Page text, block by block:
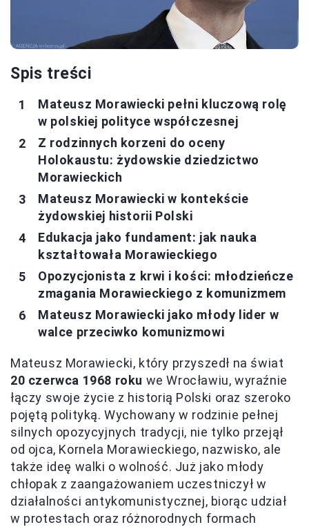
Spis treści
Mateusz Morawiecki pełni kluczową rolę
w polskiej polityce współczesnej
Z rodzinnych korzeni do oceny
Holokaustu: żydowskie dziedzictwo
Morawieckich
Mateusz Morawiecki w kontekście
żydowskiej historii Polski
Edukacja jako fundament: jak nauka
kształtowała Morawieckiego
Opozycjonista z krwi i kości: młodzieńcze
zmagania Morawieckiego z komunizmem
Mateusz Morawiecki jako młody lider w
walce przeciwko komunizmowi
Mateusz Morawiecki, który przyszedł na świat
20 czerwca 1968 roku we Wrocławiu, wyraźnie
łączy swoje życie z historią Polski oraz szeroko
pojętą polityką. Wychowany w rodzinie pełnej
silnych opozycyjnych tradycji, nie tylko przejął
od ojca, Kornela Morawieckiego, nazwisko, ale
także ideę walki o wolność. Już jako młody
chłopak z zaangażowaniem uczestniczył w
działalności antykomunistycznej, biorąc udział
w protestach oraz różnorodnych formach